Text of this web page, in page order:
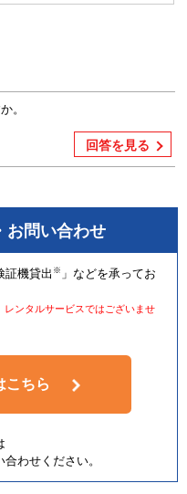
。
回答を見る
お問い合わせ
証機貸出 ※ 」などを承ってお
ンタルサービスではございませ
こちら
合わせください。